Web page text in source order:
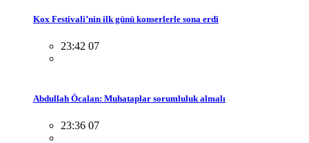
Kox Festivali’nin ilk günü konserlerle sona erdi
23:42 07
Abdullah Öcalan: Muhataplar sorumluluk almalı
23:36 07